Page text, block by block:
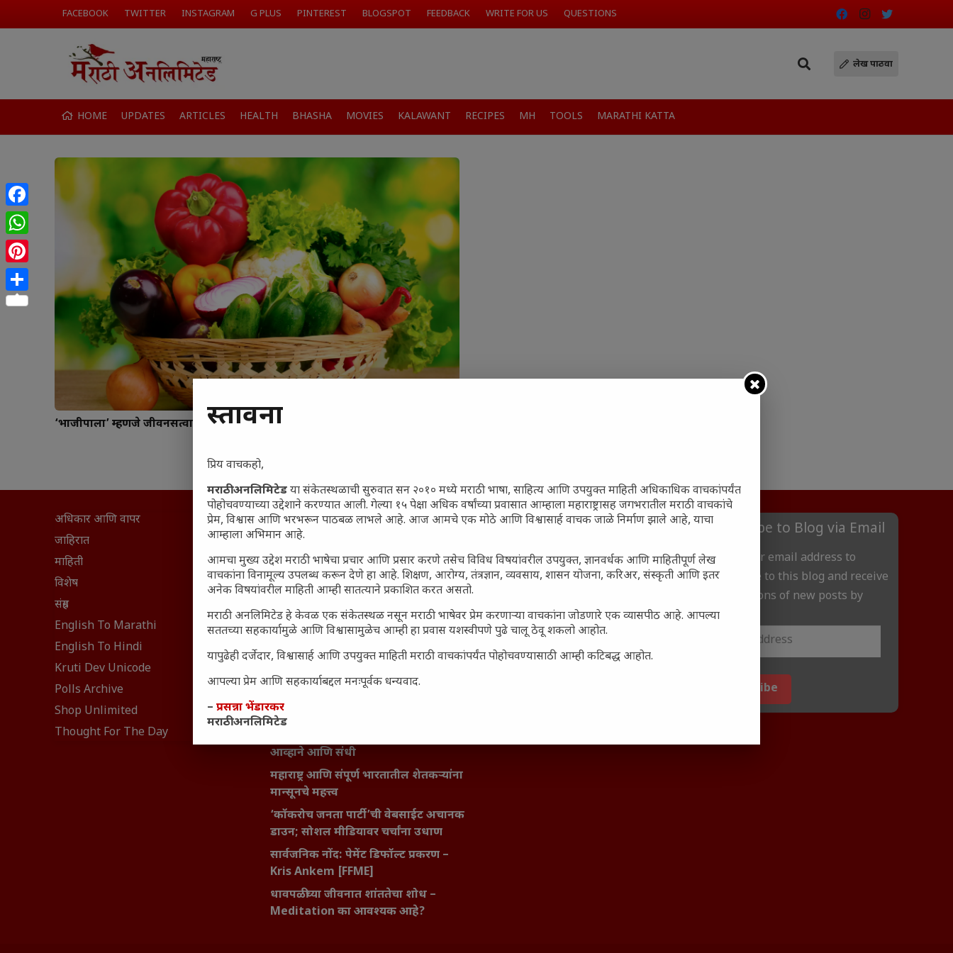
FACEBOOK TWITTER INSTAGRAM G PLUS PINTEREST BLOGSPOT FEEDBACK WRITE FOR US QUESTIONS
लेख पाठवा
HOME UPDATES ARTICLES HEALTH BHASHA MOVIES KALAWANT RECIPES MH TOOLS MARATHI KATTA
‘भाजीपाला’ म्हणजे जीवनसत्वाचे भांडार
अधिकार आणि वापर
जाहिरात
माहिती
विशेष
संग्रह
English To Marathi
English To Hindi
Kruti Dev Unicode
Polls Archive
Shop Unlimited
Thought For The Day
सामान्य आजारांवर गावठी उपाय – घरच्या
घरी मिळवा प्राथमिक आराम
आजच्या युगातील तरुण पिढी कुठे हरवली?
महाराष्ट्रातील किल्ल्यांचे महत्त्व : स्वराज्याच्या
वैभवशाली इतिहासाचे साक्षीदार
₹370 ची बिर्याणी” आणि हरवत चाललेली
संवेदनशीलता : आजच्या तरुणांच्या मनात
नेमकं काय चाललंय?
यश आणि आत्मविश्वास: स्वप्नांना वास्तवात
महाराष्ट्रातील बदलत्या हवामानाचा शेतीवर
आव्हाने आणि संधी
महाराष्ट्र आणि संपूर्ण भारतातील शेतकऱ्यांना
मान्सूनचे महत्त्व
‘कॉकरोच जनता पार्टी’ची वेबसाईट अचानक
डाउन; सोशल मीडियावर चर्चांना उधाण
सार्वजनिक नोंद: पेमेंट डिफॉल्ट प्रकरण –
Kris Ankem [FFME]
धावपळीच्या जीवनात शांततेचा शोध –
Meditation का आवश्यक आहे?
Subscribe to Blog via Email
Enter your email address to
subscribe to this blog and receive
notifications of new posts by
email.
Subscribe
Facebook
WhatsApp
Pinterest
Share
प्रस्तावना
प्रिय वाचकहो,
मराठी अनलिमिटेडया संकेतस्थळाची सुरुवात सन २०१० मध्ये मराठी भाषा, साहित्य आणि उपयुक्त माहिती अधिकाधिक वाचकांपर्यंत
पोहोचवण्याच्या उद्देशाने करण्यात आली. गेल्या १५ पेक्षा अधिक वर्षांच्या प्रवासात आम्हाला महाराष्ट्रासह जगभरातील मराठी वाचकांचे
प्रेम, विश्वास आणि भरभरून पाठबळ लाभले आहे. आज आमचे एक मोठे आणि विश्वासार्ह वाचक जाळे निर्माण झाले आहे, याचा
आम्हाला अभिमान आहे.
आमचा मुख्य उद्देश मराठी भाषेचा प्रचार आणि प्रसार करणे तसेच विविध विषयांवरील उपयुक्त, ज्ञानवर्धक आणि माहितीपूर्ण लेख
वाचकांना विनामूल्य उपलब्ध करून देणे हा आहे. शिक्षण, आरोग्य, तंत्रज्ञान, व्यवसाय, शासन योजना, करिअर, संस्कृती आणि इतर
अनेक विषयांवरील माहिती आम्ही सातत्याने प्रकाशित करत असतो.
मराठी अनलिमिटेड हे केवळ एक संकेतस्थळ नसून मराठी भाषेवर प्रेम करणाऱ्या वाचकांना जोडणारे एक व्यासपीठ आहे. आपल्या
सततच्या सहकार्यामुळे आणि विश्वासामुळेच आम्ही हा प्रवास यशस्वीपणे पुढे चालू ठेवू शकलो आहोत.
यापुढेही दर्जेदार, विश्वासार्ह आणि उपयुक्त माहिती मराठी वाचकांपर्यंत पोहोचवण्यासाठी आम्ही कटिबद्ध आहोत.
आपल्या प्रेम आणि सहकार्याबद्दल मनःपूर्वक धन्यवाद.
– प्रसन्ना भेंडारकर
मराठी अनलिमिटेड